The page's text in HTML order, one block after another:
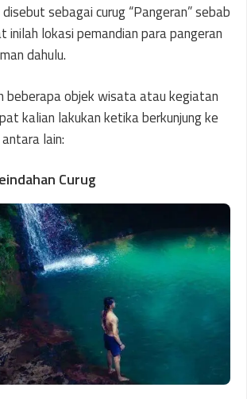
sebagai curug “Pangeran” sebab
inilah lokasi pemandian para pangeran
dahulu.
beberapa objek wisata atau kegiatan
kalian lakukan ketika berkunjung ke
lain:
Curug